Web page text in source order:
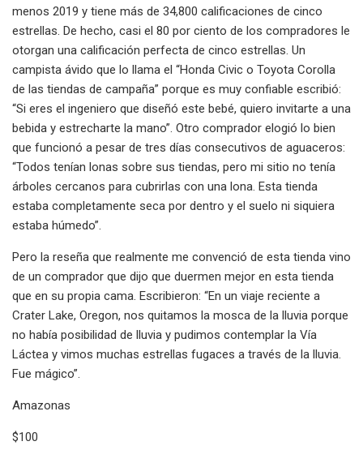
menos 2019 y tiene más de 34,800 calificaciones de cinco
estrellas. De hecho, casi el 80 por ciento de los compradores le
otorgan una calificación perfecta de cinco estrellas. Un
campista ávido que lo llama el “Honda Civic o Toyota Corolla
de las tiendas de campaña” porque es muy confiable escribió:
“Si eres el ingeniero que diseñó este bebé, quiero invitarte a una
bebida y estrecharte la mano”. Otro comprador elogió lo bien
que funcionó a pesar de tres días consecutivos de aguaceros:
“Todos tenían lonas sobre sus tiendas, pero mi sitio no tenía
árboles cercanos para cubrirlas con una lona. Esta tienda
estaba completamente seca por dentro y el suelo ni siquiera
estaba húmedo”.
Pero la reseña que realmente me convenció de esta tienda vino
de un comprador que dijo que duermen mejor en esta tienda
que en su propia cama. Escribieron: “En un viaje reciente a
Crater Lake, Oregon, nos quitamos la mosca de la lluvia porque
no había posibilidad de lluvia y pudimos contemplar la Vía
Láctea y vimos muchas estrellas fugaces a través de la lluvia.
Fue mágico”.
Amazonas
$100